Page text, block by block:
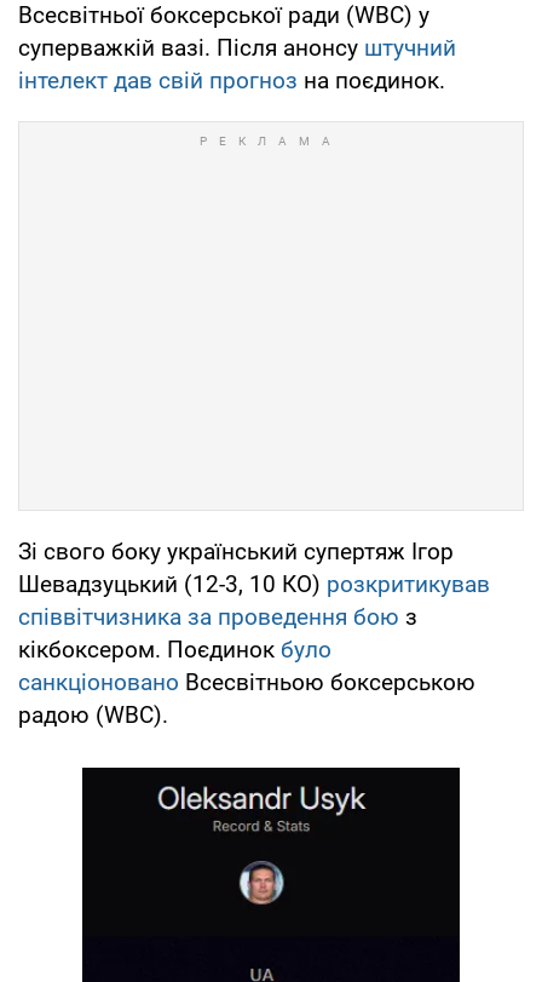
Всесвітньої боксерської ради (WBC) у
суперважкій вазі. Після анонсу штучний
інтелект дав свій прогноз на поєдинок.
Зі свого боку український супертяж Ігор
Шевадзуцький (12-3, 10 КО) розкритикував
співвітчизника за проведення бою з
кікбоксером. Поєдинок було
санкціоновано Всесвітньою боксерською
радою (WBC).